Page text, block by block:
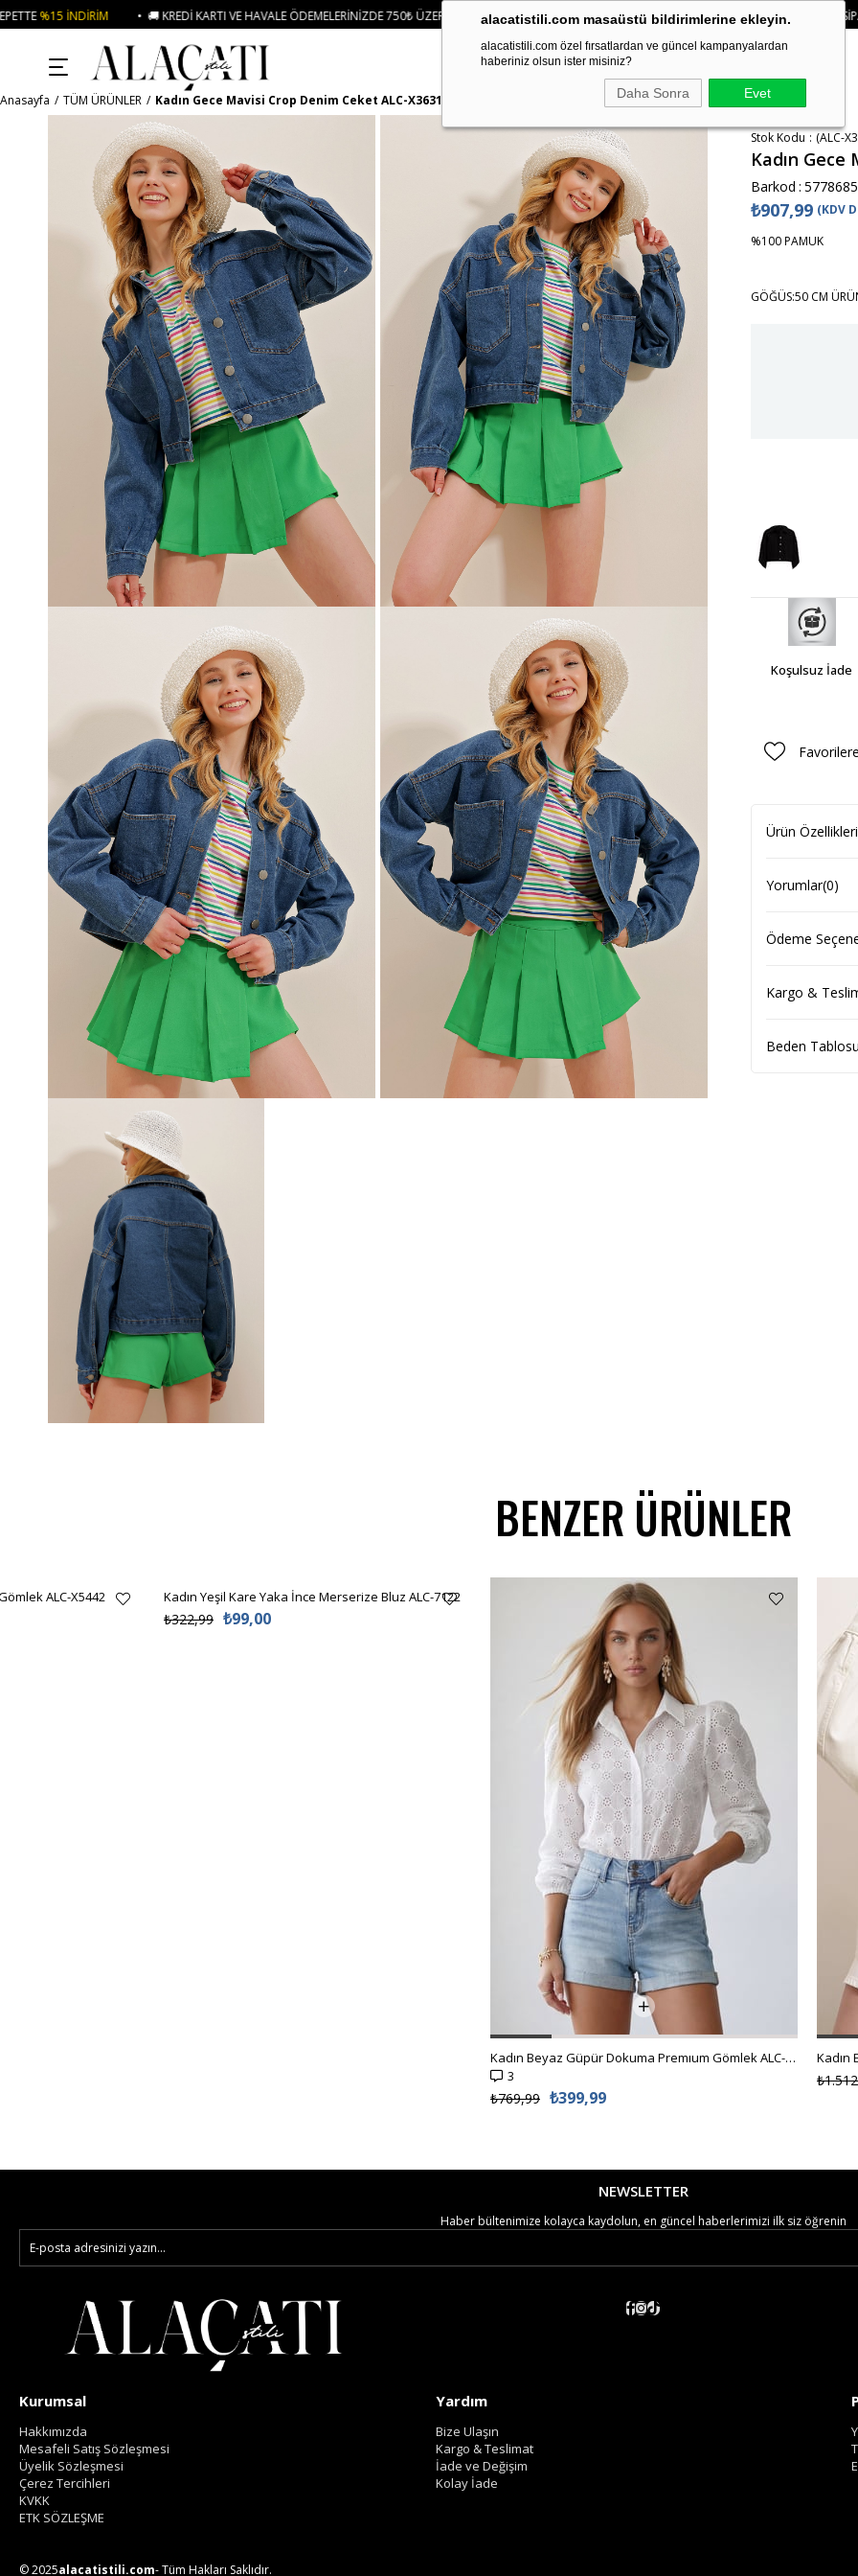
alacatistili.com masaüstü bildirimlerine ekleyin.
alacatistili.com özel fırsatlardan ve güncel kampanyalardan
haberiniz olsun ister misiniz?
Daha Sonra Evet
• 🚚 KREDI KARTI VE HAVALE ÖDEMELERINIZDE 750₺ ÜZERI KARGO ÜCRETSIZ • 🛍️ YENI SEZON ÜRÜNLERINDE 2 ÜRÜN VE ÜZERI SIPARIŞLERDE SEPETTE
Anasayfa TÜM ÜRÜNLER Kadın Gece Mavisi Crop Denim Ceket ALC-X3631-RV
Stok Kodu (ALC-
Kadın Gece
Barkod :
₺907,99 (KDV
%100 PAMUK
GÖĞÜS:50 CM
Koşulsuz İade
Ürün Özellikleri
Yorumlar(0)
Ödeme
Kargo &
Beden Tablosu
BENZER ÜRÜNLER
ALC-X5442 Kadın Yeşil Kare Yaka İnce Merserize Bluz ALC-7122
₺99,00
₺322,99
Kadın Beyaz Güpür Dokuma Premıum Gömlek ALC-X4366
3
₺399,99
₺769,99
NEWSLETTER
Haber bültenimize kolayca kaydolun, en güncel haberlerimizi ilk siz öğrenin
Kurumsal
Hakkımızda
Mesafeli Satış Sözleşmesi
Üyelik Sözleşmesi
Çerez Tercihleri
KVKK
ETK SÖZLEŞME
Yardım
Bize Ulaşın
Kargo & Teslimat
İade ve Değişim
Kolay İade
© 2025alacatistili.com- Tüm Hakları Saklıdır.